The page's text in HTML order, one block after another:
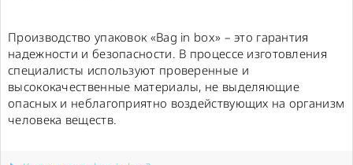
Производство упаковок «Bag in box» – это гарантия
надежности и безопасности. В процессе изготовления
специалисты используют проверенные и
высококачественные материалы, не выделяющие
опасных и неблагоприятно воздействующих на организм
человека веществ.